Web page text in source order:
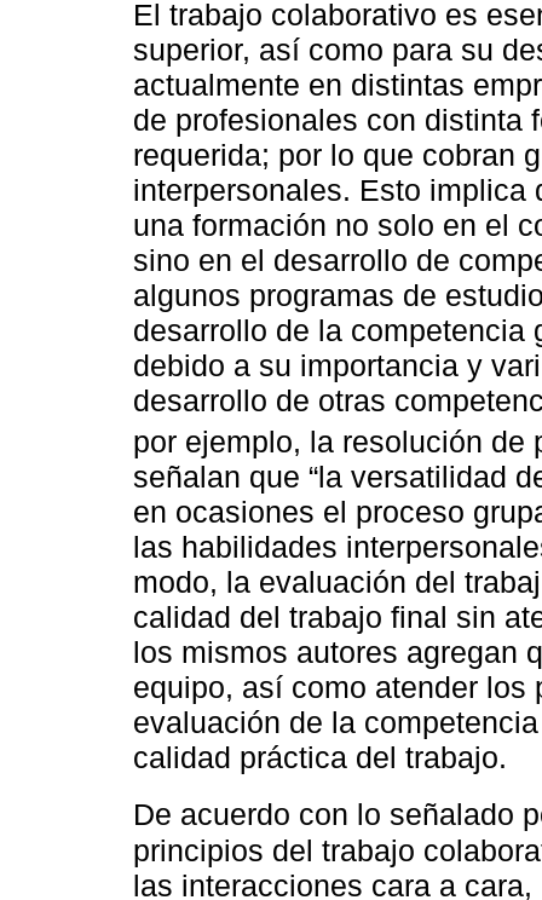
El trabajo colaborativo es
superior, así como para su
actualmente en distintas
de profesionales con distinta
requerida; por lo que cobran
interpersonales. Esto implica
una formación no solo en el
sino en el desarrollo de
algunos programas de
desarrollo de la competencia
debido a su importancia y
desarrollo de otras
por ejemplo, la resolución de
señalan que “la versatilidad
en ocasiones el proceso
las habilidades
modo, la evaluación del
calidad del trabajo final sin
los mismos autores agregan
equipo, así como atender los
evaluación de la
calidad práctica del trabajo.
De acuerdo con lo señalado
principios del trabajo
las interacciones cara a